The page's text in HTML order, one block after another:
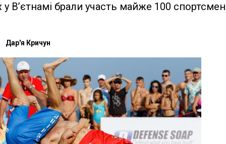
В’єтнамі брали участь майже 100
Дар'я Кричун